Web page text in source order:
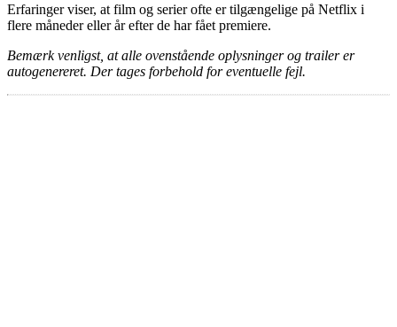
Erfaringer viser, at film og serier ofte er tilgængelige på Netflix i
flere måneder eller år efter de har fået premiere.
Bemærk venligst, at alle ovenstående oplysninger og trailer er
autogenereret. Der tages forbehold for eventuelle fejl.